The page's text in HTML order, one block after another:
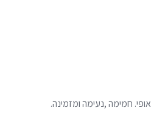
חמימה ,נעימה ומזמינה.